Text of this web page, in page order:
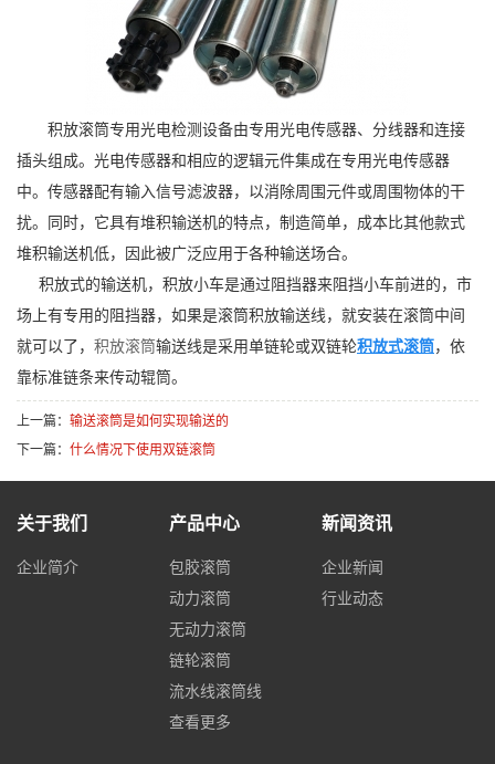
积放滚筒专用光电检测设备由专用光电传感器、分线器和连接
插头组成。光电传感器和相应的逻辑元件集成在专用光电传感器
中。传感器配有输入信号滤波器，以消除周围元件或周围物体的干
扰。同时，它具有堆积输送机的特点，制造简单，成本比其他款式
堆积输送机低，因此被广泛应用于各种输送场合。
积放式的输送机，积放小车是通过阻挡器来阻挡小车前进的，市
场上有专用的阻挡器，如果是滚筒积放输送线，就安装在滚筒中间
就可以了， 积放滚筒输送线是采用单链轮或双链轮积放式滚筒，依
靠标准链条来传动辊筒。
上一篇： 输送滚筒是如何实现输送的
下一篇： 什么情况下使用双链滚筒
关于我们
企业简介
产品中心
包胶滚筒
动力滚筒
无动力滚筒
链轮滚筒
流水线滚筒线
查看更多
新闻资讯
企业新闻
行业动态